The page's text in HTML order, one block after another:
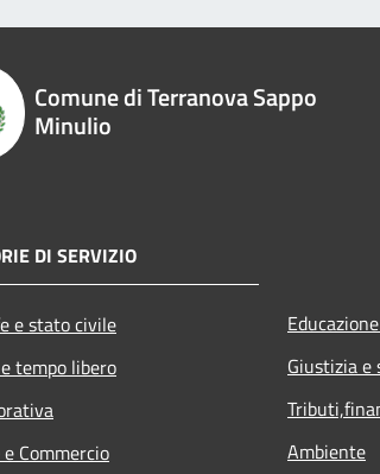
Comune di Terranova Sappo
Minulio
DI SERVIZIO
e stato civile
tempo libero
Commercio
Giustizia e
Ambiente